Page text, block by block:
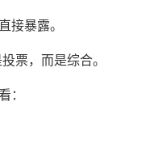
接暴露。
票，而是综合。
：